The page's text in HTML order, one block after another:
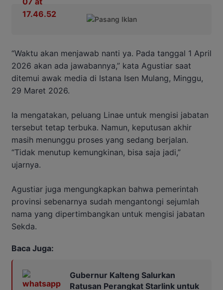
“Waktu akan menjawab nanti ya. Pada tanggal 1 April
2026 akan ada jawabannya,” kata Agustiar saat
ditemui awak media di Istana Isen Mulang, Minggu,
29 Maret 2026.
Ia mengatakan, peluang Linae untuk mengisi jabatan
tersebut tetap terbuka. Namun, keputusan akhir
masih menunggu proses yang sedang berjalan.
“Tidak menutup kemungkinan, bisa saja jadi,”
ujarnya.
Agustiar juga mengungkapkan bahwa pemerintah
provinsi sebenarnya sudah mengantongi sejumlah
nama yang dipertimbangkan untuk mengisi jabatan
Sekda.
Baca Juga:
Gubernur Kalteng Salurkan
Ratusan Perangkat Starlink untuk